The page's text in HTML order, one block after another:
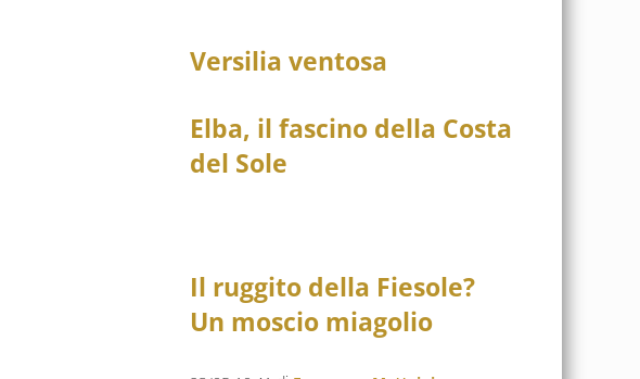
Versilia ventosa
Elba, il fascino della Costa
del Sole
Il ruggito della Fiesole?
Un moscio miagolio